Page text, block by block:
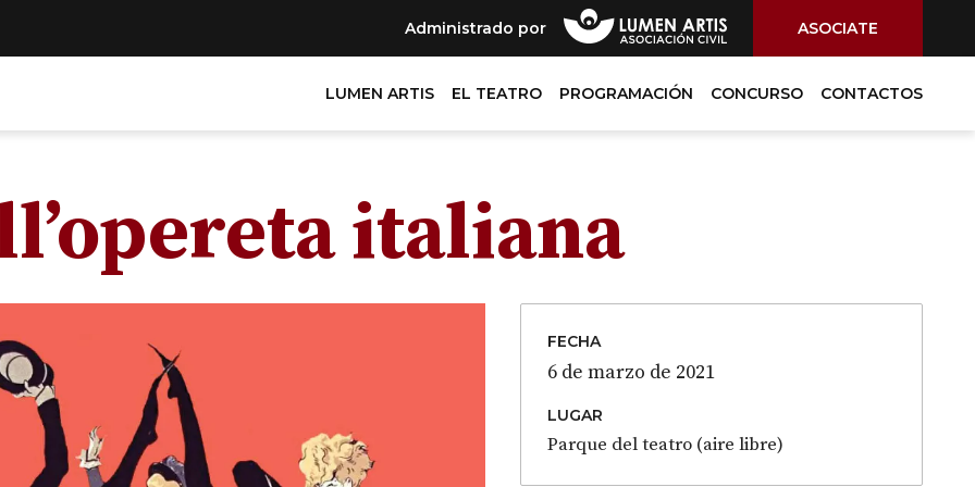
Administrado por ASOCIATE
LUMEN ARTIS EL TEATRO PROGRAMACIÓN CONCURSO CONTACTOS
italiana
FECHA
6 de marzo de 2021
LUGAR
Parque del teatro (aire libre)